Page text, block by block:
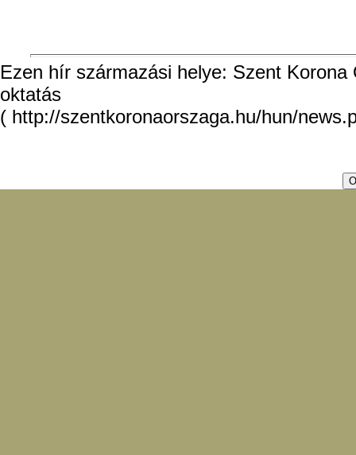
Ezen hír származási helye: Szent
oktatás
( http://szentkoronaorszaga.hu/hun/